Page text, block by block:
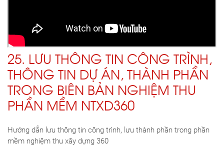
25. LƯU THÔNG TIN CÔNG TRÌNH,
THÔNG TIN DỰ ÁN, THÀNH PHẦN
TRONG BIÊN BẢN NGHIỆM THU
PHẦN MỀM NTXD360
Hướng dẫn lưu thông tin công trình, lưu thành phần trong phần
mềm nghiệm thu xây dựng 360